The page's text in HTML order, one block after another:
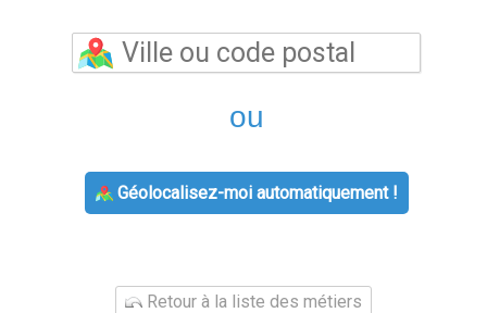
ou
Géolocalisez-moi automatiquement !
Retour à la liste des métiers